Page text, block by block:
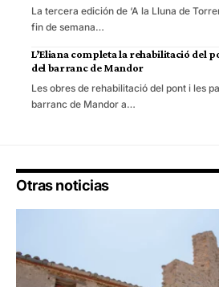
La tercera edición de ‘A la Lluna de
fin de semana…
L’Eliana completa la rehabilitació del
del barranc de Mandor
Les obres de rehabilitació del pont i les
barranc de Mandor a…
Otras noticias